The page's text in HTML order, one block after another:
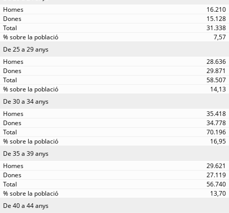
16.210
15.128
31.338
7,57
De 25 a 29 anys
28.636
29.871
58.507
14,13
De 30 a 34 anys
35.418
34.778
70.196
16,95
De 35 a 39 anys
29.621
27.119
56.740
13,70
De 40 a 44 anys